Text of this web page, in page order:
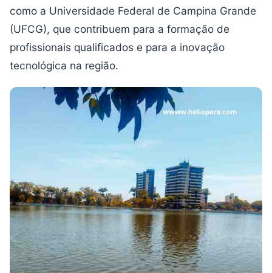
como a Universidade Federal de Campina Grande
(UFCG), que contribuem para a formação de
profissionais qualificados e para a inovação
tecnológica na região.